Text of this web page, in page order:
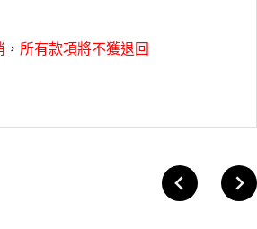
， 所有款項將不獲退回